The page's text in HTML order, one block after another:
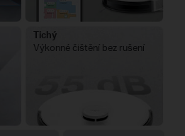
Tichý
Výkonné čištění bez rušení